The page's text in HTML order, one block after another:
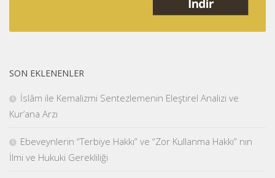
SON EKLENENLER
İslâm ile Kemalizmi Sentezlemenin Eleştirel Analizi ve
Kur’ana Arzı
Ebeveynlerin “Terbiye Hakkı” ve “Zor Kullanma Hakkı” nın
İlmi ve Hukuki Gerekliliği